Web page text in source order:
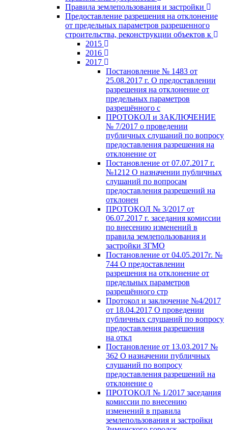
Правила землепользования и застройки
Предоставление разрешения на отклонение
от предельных параметров разрешенного
строительства, реконструкции объектов к
2015
2016
2017
Постановление № 1483 от
25.08.2017 г. О предоставлении
разрешения на отклонение от
предельных параметров
разрешённого с
ПРОТОКОЛ и ЗАКЛЮЧЕНИЕ
№ 7/2017 о проведении
публичных слушаний по вопросу
предоставления разрешения на
отклонение от
Постановление от 07.07.2017 г.
№1212 О назначении публичных
слушаний по вопросам
предоставления разрешений на
отклонен
ПРОТОКОЛ № 3/2017 от
06.07.2017 г. заседания комиссии
по внесению изменений в
правила землепользования и
застройки ЗГМО
Постановление от 04.05.2017г. №
744 О предоставлении
разрешения на отклонение от
предельных параметров
разрешённого стр
Протокол и заключение №4/2017
от 18.04.2017 О проведении
публичных слушаний по вопросу
предоставления разрешения
на откл
Постановление от 13.03.2017 №
362 О назначении публичных
слушаний по вопросу
предоставления разрешений на
отклонение о
ПРОТОКОЛ № 1/2017 заседания
комиссии по внесению
изменений в правила
землепользования и застройки